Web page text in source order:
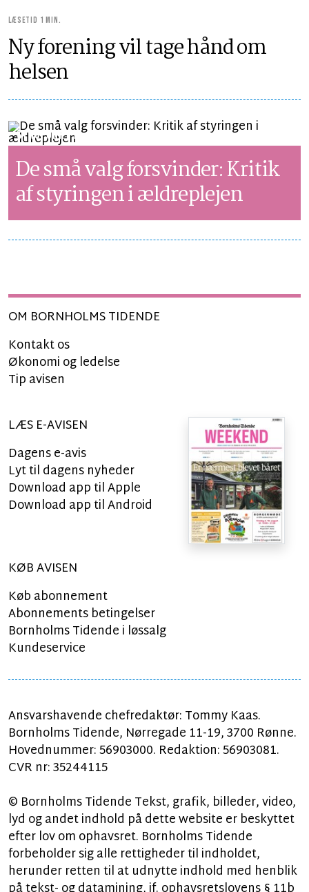
LÆSETID 1 MIN.
Ny forening vil tage hånd om
helsen
SYNSPUNKTLÆSETID 4 MIN.
De små valg forsvinder: Kritik
af styringen i ældreplejen
OM BORNHOLMS TIDENDE
Kontakt os
Økonomi og ledelse
Tip avisen
LÆS E-AVISEN
Dagens e-avis
Lyt til dagens nyheder
Download app til Apple
Download app til Android
KØB AVISEN
Køb abonnement
Abonnements betingelser
Bornholms Tidende i løssalg
Kundeservice
Ansvarshavende chefredaktør: Tommy Kaas.
Bornholms Tidende, Nørregade 11-19, 3700 Rønne.
Hovednummer: 56903000. Redaktion: 56903081.
CVR nr: 35244115
© Bornholms Tidende Tekst, grafik, billeder, video,
lyd og andet indhold på dette website er beskyttet
efter lov om ophavsret. Bornholms Tidende
forbeholder sig alle rettigheder til indholdet,
herunder retten til at udnytte indhold med henblik